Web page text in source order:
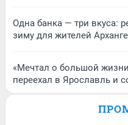
Одна банка — три вкуса:
зиму для жителей
«Мечтал о большой
переехал в Ярославль и